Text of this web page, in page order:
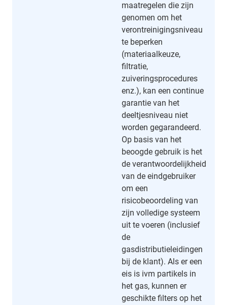
maatregelen die zijn
genomen om het
verontreinigingsniveau
te beperken
(materiaalkeuze,
filtratie,
zuiveringsprocedures
enz.), kan een continue
garantie van het
deeltjesniveau niet
worden gegarandeerd.
Op basis van het
beoogde gebruik is het
de verantwoordelijkheid
van de eindgebruiker
om een
risicobeoordeling van
zijn volledige systeem
uit te voeren (inclusief
de
gasdistributieleidingen
bij de klant). Als er een
eis is ivm partikels in
het gas, kunnen er
geschikte filters op het